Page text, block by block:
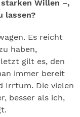
starken Willen –,
lassen?
Es reicht
haben,
gilt es, den
immer bereit
Irrtum. Die vielen
besser als ich,